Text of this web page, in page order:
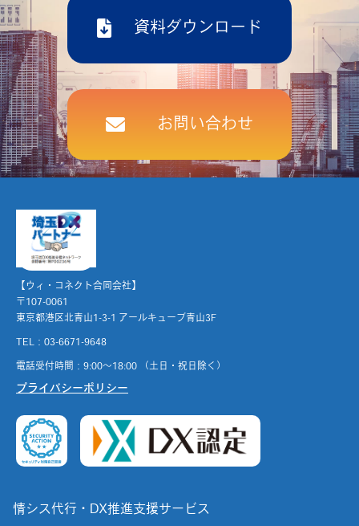
資料ダウンロード
お問い合わせ
【ウィ・コネクト合同会社】
〒107-0061
東京都港区北青山1-3-1 アールキューブ青山3F
TEL：03-6671-9648
電話受付時間：9:00～18:00 （土日・祝日除く）
プライバシーポリシー
情シス代行・DX推進支援サービス